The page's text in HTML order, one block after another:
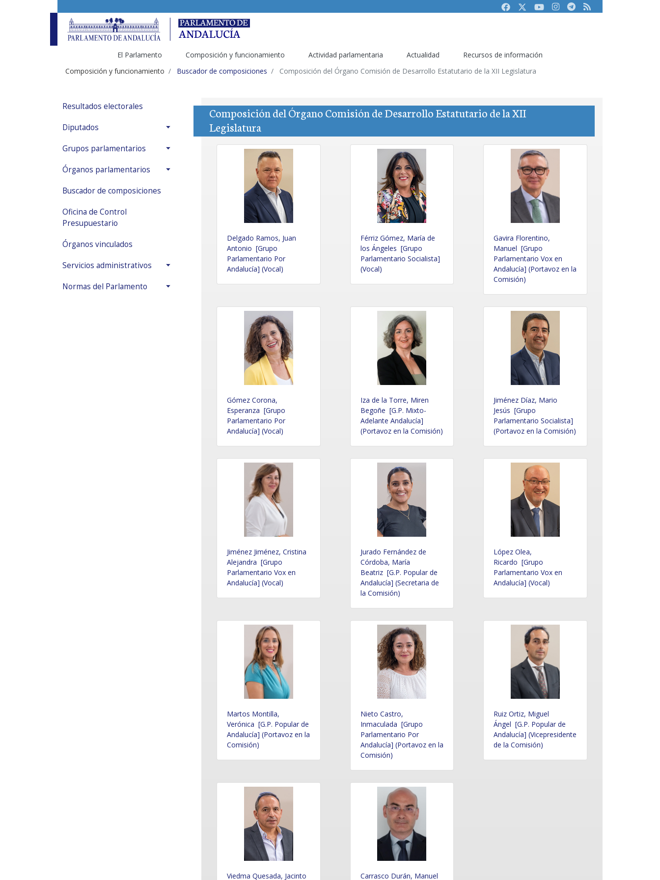
FacebookTwitterYoutubeInstagram
Telegram
RSS
El Parlamento Composición y funcionamiento Actividad parlamentaria Actualidad
Recursos de información
Composición y funcionamiento
Buscador de composiciones Composición del Órgano Comisión de Desarrollo Estatutario de la XII Legislatura
Resultados electorales
Diputados
Grupos parlamentarios
Órganos parlamentarios
Buscador de composiciones
Oficina de Control
Presupuestario
Órganos vinculados
Servicios administrativos
Normas del Parlamento
Composición del Órgano Comisión de Desarrollo Estatutario de la XII
Legislatura
Delgado Ramos, Juan
Antonio [Grupo
Parlamentario Por
Andalucía] (Vocal)
Férriz Gómez, María de
los Ángeles [Grupo
Parlamentario Socialista]
(Vocal)
Gavira Florentino,
Manuel [Grupo
Parlamentario Vox en
Andalucía] (Portavoz en la
Comisión)
Gómez Corona,
Esperanza [Grupo
Parlamentario Por
Andalucía] (Vocal)
Iza de la Torre, Miren
Begoñe [G.P. Mixto-
Adelante Andalucía]
(Portavoz en la Comisión)
Jiménez Díaz, Mario
Jesús [Grupo
Parlamentario Socialista]
(Portavoz en la Comisión)
Jiménez Jiménez, Cristina
Alejandra [Grupo
Parlamentario Vox en
Andalucía] (Vocal)
Jurado Fernández de
Córdoba, María
Beatriz [G.P. Popular de
Andalucía] (Secretaria de
la Comisión)
López Olea,
Ricardo [Grupo
Parlamentario Vox en
Andalucía] (Vocal)
Martos Montilla,
Verónica [G.P. Popular de
Andalucía] (Portavoz en la
Comisión)
Nieto Castro,
Inmaculada [Grupo
Parlamentario Por
Andalucía] (Portavoz en la
Comisión)
Ruiz Ortiz, Miguel
Ángel [G.P. Popular de
Andalucía] (Vicepresidente
de la Comisión)
Viedma Quesada, Jacinto Carrasco Durán, Manuel